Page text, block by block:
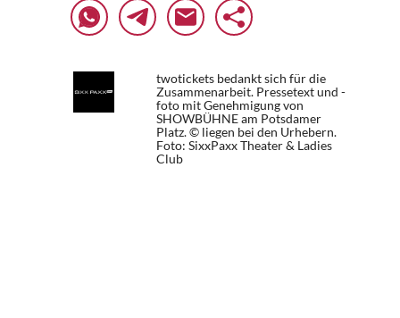
twotickets bedankt sich für die
Zusammenarbeit. Pressetext und -
foto mit Genehmigung von
SHOWBÜHNE am Potsdamer
Platz. © liegen bei den Urhebern.
Foto: SixxPaxx Theater & Ladies
Club